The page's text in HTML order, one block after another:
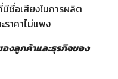
มีชื่อเสียงในการผลิต
าคาไม่แพง
งลูกค้าและธุรกิจของ